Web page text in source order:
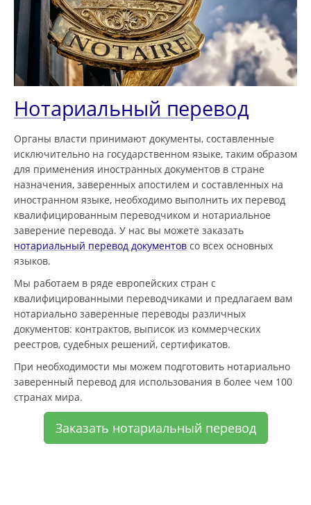
Нотариальный перевод
Органы власти принимают документы, составленные
исключительно на государственном языке, таким образом
для применения иностранных документов в стране
назначения, заверенных апостилем и составленных на
иностранном языке, необходимо выполнить их перевод
квалифицированным переводчиком и нотариальное
заверение перевода. У нас вы можете заказать
нотариальный перевод документов со всех основных
языков.
Мы работаем в ряде европейских стран с
квалифицированными переводчиками и предлагаем вам
нотариально заверенные переводы различных
документов: контрактов, выписок из коммерческих
реестров, судебных решений, сертификатов.
При необходимости мы можем подготовить нотариально
заверенный перевод для использования в более чем 100
странах мира.
Заказать нотариальный перевод